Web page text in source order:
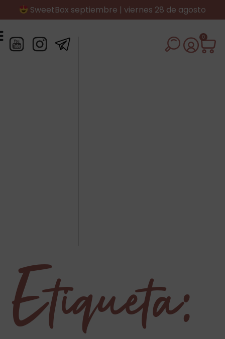
SweetBox septiembre | viernes 28 de agosto
0
Etiqueta: